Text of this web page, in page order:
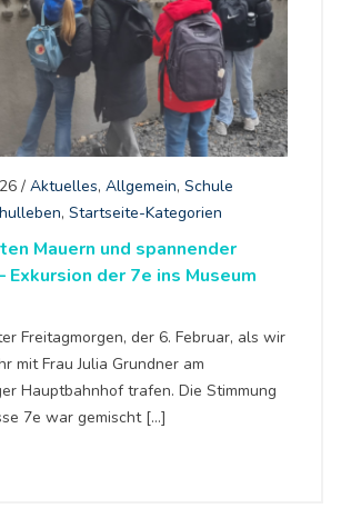
/ Aktuelles, Allgemein, Schule
, Startseite-Kategorien
Mauern und spannender
Exkursion der 7e ins Museum
Freitagmorgen, der 6. Februar, als wir
mit Frau Julia Grundner am
Hauptbahnhof trafen. Die Stimmung
7e war gemischt […]